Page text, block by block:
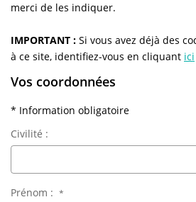
merci de les indiquer.
IMPORTANT : Si vous avez déjà des
à ce site, identifiez-vous en cliquant ici
Vos coordonnées
* Information obligatoire
Civilité :
Prénom : *